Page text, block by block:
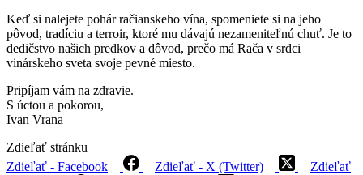
Keď si nalejete pohár račianskeho vína, spomeniete si na jeho
pôvod, tradíciu a terroir, ktoré mu dávajú nezameniteľnú chuť. Je to
dedičstvo našich predkov a dôvod, prečo má Rača v srdci
vinárskeho sveta svoje pevné miesto.
Pripíjam vám na zdravie.
S úctou a pokorou,
Ivan Vrana
Zdieľať stránku
Zdieľať - Facebook
Zdieľať - X (Twitter)
Zdieľať